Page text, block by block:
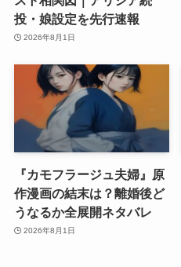
投・娘設定を先行速報
2026年8月1日
『カモフラージュ夫婦』原
作漫画の結末は？離婚後ど
うなるか全展開ネタバレ
2026年8月1日